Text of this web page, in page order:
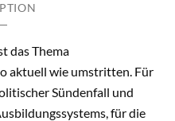
das Thema
aktuell wie umstritten. Für
Sündenfall und
für die